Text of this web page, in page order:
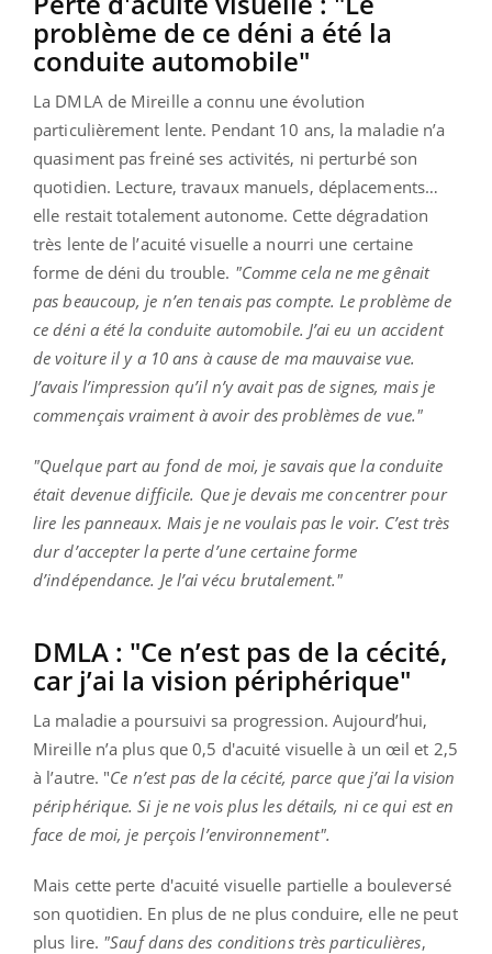
problème de ce déni a été la
conduite automobile"
La DMLA de Mireille a connu une évolution
particulièrement lente. Pendant 10 ans, la maladie n’a
quasiment pas freiné ses activités, ni perturbé son
quotidien. Lecture, travaux manuels, déplacements…
elle restait totalement autonome. Cette dégradation
très lente de l’acuité visuelle a nourri une certaine
forme de déni du trouble. "Comme cela ne me gênait
pas beaucoup, je n’en tenais pas compte. Le problème de
ce déni a été la conduite automobile. J’ai eu un accident
de voiture il y a 10 ans à cause de ma mauvaise vue.
J’avais l’impression qu’il n’y avait pas de signes, mais je
commençais vraiment à avoir des problèmes de vue."
"Quelque part au fond de moi, je savais que la conduite
était devenue difficile. Que je devais me concentrer pour
lire les panneaux. Mais je ne voulais pas le voir. C’est très
dur d’accepter la perte d’une certaine forme
d’indépendance. Je l’ai vécu brutalement."
DMLA : "Ce n’est pas de la cécité,
car j’ai la vision périphérique"
La maladie a poursuivi sa progression. Aujourd’hui,
Mireille n’a plus que 0,5 d'acuité visuelle à un œil et 2,5
à l’autre. "Ce n’est pas de la cécité, parce que j’ai la vision
périphérique. Si je ne vois plus les détails, ni ce qui est en
face de moi, je perçois l’environnement".
Mais cette perte d'acuité visuelle partielle a bouleversé
son quotidien. En plus de ne plus conduire, elle ne peut
plus lire. "Sauf dans des conditions très particulières,